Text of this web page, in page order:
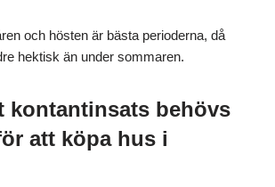
och hösten är bästa perioderna, då
hektisk än under sommaren.
kontantinsats behövs
att köpa hus i